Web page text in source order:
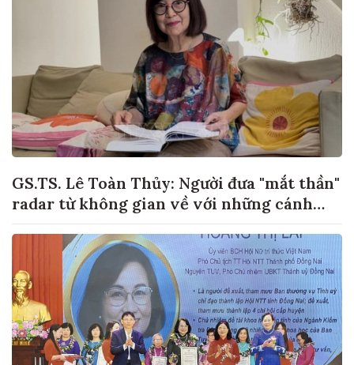
GS.TS. Lê Toàn Thủy: Người đưa "mắt thần"
radar từ không gian về với những cánh